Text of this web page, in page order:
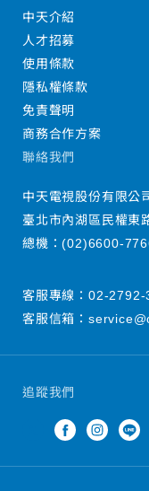
追蹤我們
中天介紹
人才招募
使用條款
隱私權條款
免責聲明
商務合作方案
聯絡我們
中天電視股份有限公
臺北市內湖區民權東
總機：(02)6600-
客服專線： 02-2792-
客服信箱：